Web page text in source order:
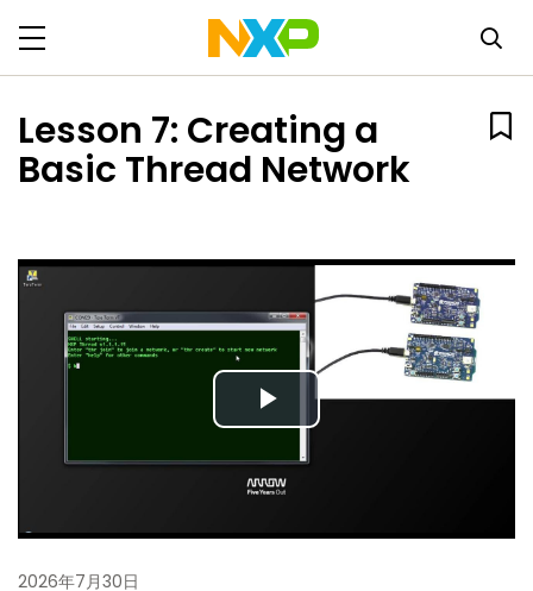
Lesson 7: Creating a
Basic Thread Network
Play
Video
2026年7月30日